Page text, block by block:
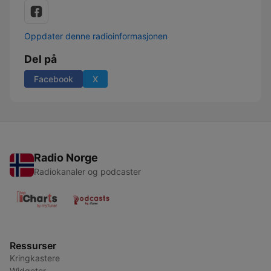
Oppdater denne radioinformasjonen
Del på
Facebook X
Radio Norge
Radiokanaler og podcaster
Ressurser
Kringkastere